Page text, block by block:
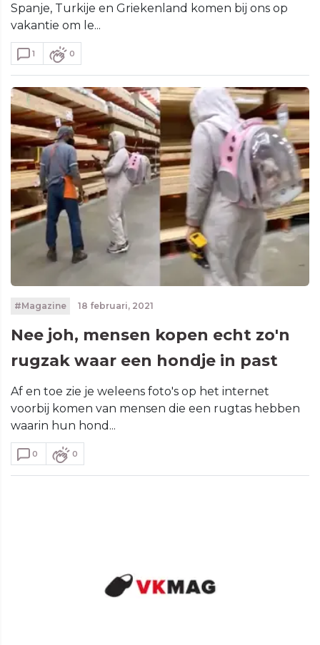
Spanje, Turkije en Griekenland komen bij ons op
vakantie om le...
1 0
#Magazine 18 februari, 2021
Nee joh, mensen kopen echt zo'n
rugzak waar een hondje in past
Af en toe zie je weleens foto's op het internet
voorbij komen van mensen die een rugtas hebben
waarin hun hond...
0 0